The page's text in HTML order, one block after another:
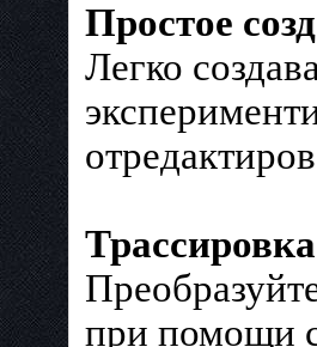
Простое
Легко
при помощи